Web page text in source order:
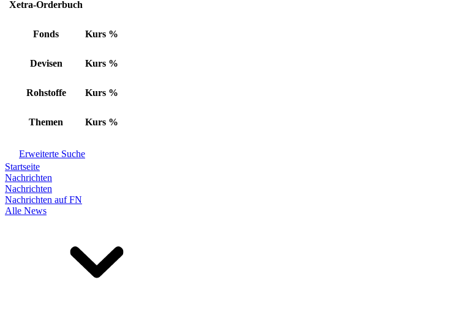
Xetra-Orderbuch
Fonds Kurs %
Devisen Kurs %
Rohstoffe Kurs %
Themen Kurs %
Erweiterte Suche
Startseite
Nachrichten
Nachrichten
Nachrichten auf FN
Alle News